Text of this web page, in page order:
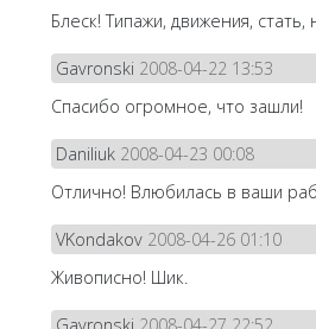
Блеск! Типажи, движения, стать,
Gavronski 2008-04-22 13:53
Спасибо огромное, что зашли!
Daniliuk 2008-04-23 00:08
Отлично! Влюбилась в ваши
VKondakov 2008-04-26 01:10
Живописно! Шик.